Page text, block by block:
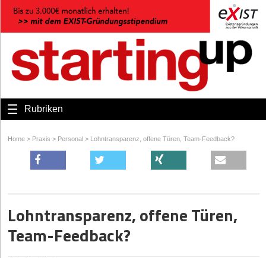
Rubriken
Home > Praxis > Personal > Lohntransparenz, offene Türen, Team-Feedback?
Lohntransparenz, offene Türen,
Team-Feedback?